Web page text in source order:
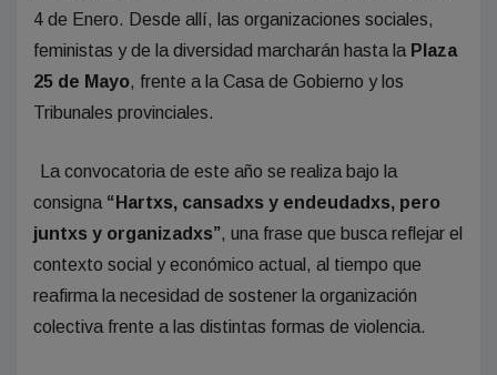
4 de Enero. Desde allí, las organizaciones sociales,
feministas y de la diversidad marcharán hasta la Plaza
25 de Mayo, frente a la Casa de Gobierno y los
Tribunales provinciales.
La convocatoria de este año se realiza bajo la
consigna “Hartxs, cansadxs y endeudadxs, pero
juntxs y organizadxs”, una frase que busca reflejar el
contexto social y económico actual, al tiempo que
reafirma la necesidad de sostener la organización
colectiva frente a las distintas formas de violencia.